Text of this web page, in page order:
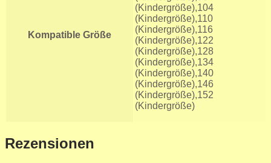
Kompatible Größe
(Kindergröße),104
(Kindergröße),110
(Kindergröße),116
(Kindergröße),122
(Kindergröße),128
(Kindergröße),134
(Kindergröße),140
(Kindergröße),146
(Kindergröße),152
(Kindergröße)
Rezensionen